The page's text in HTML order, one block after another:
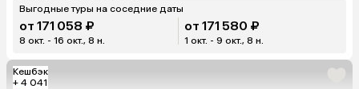
Выгодные туры на соседние даты
от 171 058 ₽
8 окт. - 16 окт., 8 н.
от 171 580 ₽
1 окт. - 9 окт., 8 н.
Кешбэк
+ 4 041